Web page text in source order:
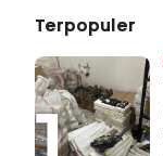
Terpopuler